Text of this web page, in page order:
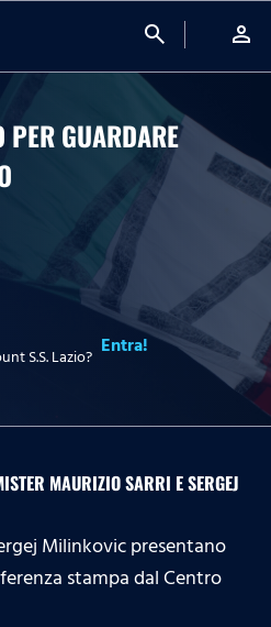
search person
PER GUARDARE
S.S. Lazio? Entra!
MAURIZIO SARRI E SERGEJ
Milinkovic presentano
stampa dal Centro